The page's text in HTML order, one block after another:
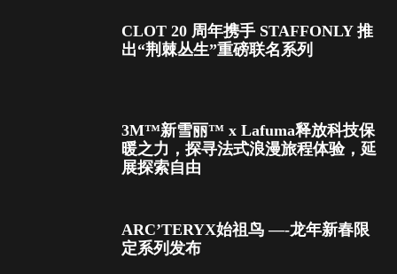
CLOT 20 周年携手 STAFFONLY 推
出“荆棘丛生”重磅联名系列
3M™新雪丽™ x Lafuma释放科技保
暖之力，探寻法式浪漫旅程体验，延
展探索自由
ARC’TERYX始祖鸟 —-龙年新春限
定系列发布